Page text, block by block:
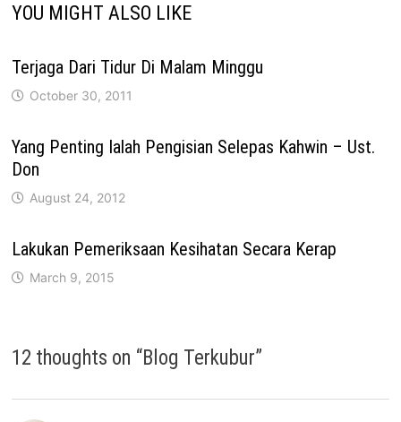
YOU MIGHT ALSO LIKE
Terjaga Dari Tidur Di Malam Minggu
October 30, 2011
Yang Penting Ialah Pengisian Selepas Kahwin – Ust.
Don
August 24, 2012
Lakukan Pemeriksaan Kesihatan Secara Kerap
March 9, 2015
12 thoughts on “Blog Terkubur”